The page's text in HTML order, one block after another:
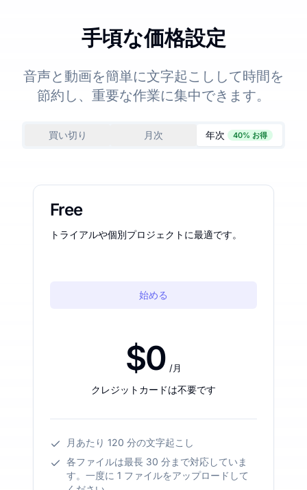
手頃な価格設定
音声と動画を簡単に文字起こしして時間を
節約し、重要な作業に集中できます。
買い切り 月次 年次 40% お得
Free
トライアルや個別プロジェクトに最適です。
始める
$0 /月
クレジットカードは不要です
月あたり 120 分の文字起こし
各ファイルは最長 30 分まで対応していま
す。一度に 1 ファイルをアップロードして